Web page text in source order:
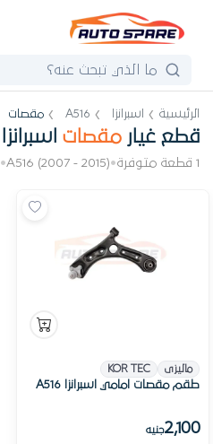
الرئيسية اسبرانزا A516 مقصات
قطع غيار مقصات اسبرانزا A516
1 قطعة متوفرة •
A516 (2007 - 2015)
•
ماليزى KOR TEC
طقم مقصات امامي اسبرانزا A516
2,100جنيه